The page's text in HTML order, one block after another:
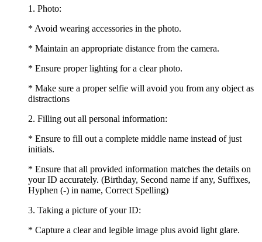
1. Photo:
* Avoid wearing accessories in the photo.
* Maintain an appropriate distance from the camera.
* Ensure proper lighting for a clear photo.
* Make sure a proper selfie will avoid you from any object as
distractions
2. Filling out all personal information:
* Ensure to fill out a complete middle name instead of just
initials.
* Ensure that all provided information matches the details on
your ID accurately. (Birthday, Second name if any, Suffixes,
Hyphen (-) in name, Correct Spelling)
3. Taking a picture of your ID:
* Capture a clear and legible image plus avoid light glare.